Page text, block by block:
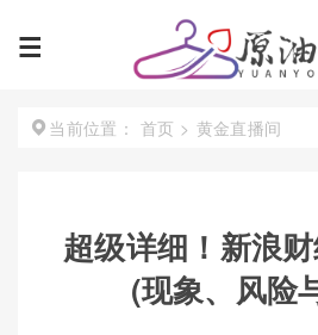
当前位置： 首页 > 黄金直播间
超级详细！新浪
(现象、风险